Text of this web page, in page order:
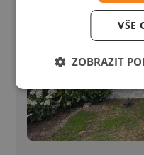
VŠE
ZOBRAZIT